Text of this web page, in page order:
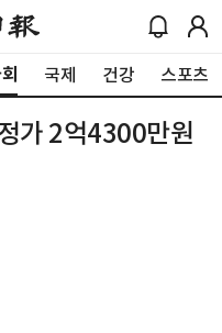
국제 건강 스포츠
가 2억4300만원